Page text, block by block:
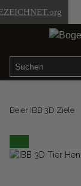
.org
Beier IBB 3D Ziele